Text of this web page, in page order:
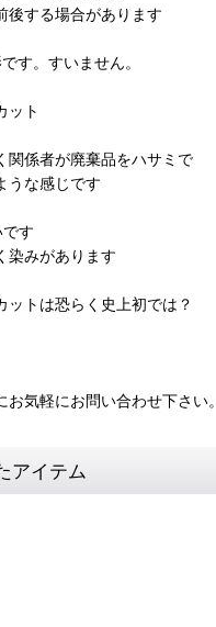
後する場合があります
す。すいません。
ット
関係者が廃棄品をハサミで
うな感じです
す
染みがあります
ットは恐らく史上初では？
気軽にお問い合わせ下さい。
アイテム